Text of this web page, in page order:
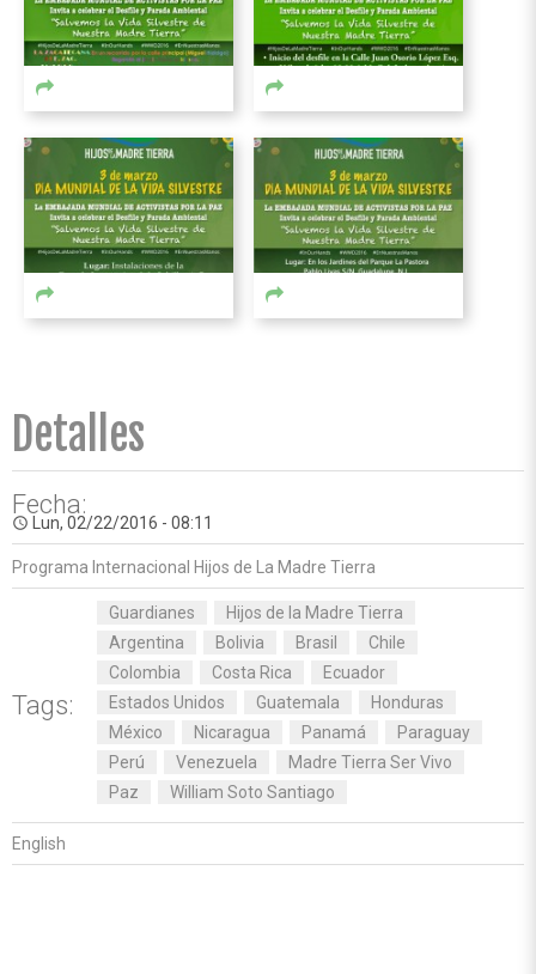
Detalles
Fecha:
access_time Lun, 02/22/2016 - 08:11
Programa Internacional Hijos de La Madre Tierra
Tags:
Guardianes
Hijos de la Madre Tierra
Argentina
Bolivia Brasil
Chile
Colombia
Costa Rica
Ecuador
Estados Unidos
Guatemala
Honduras
México
Nicaragua Panamá
Paraguay
Perú
Venezuela
Madre Tierra Ser Vivo
Paz
William Soto Santiago
English